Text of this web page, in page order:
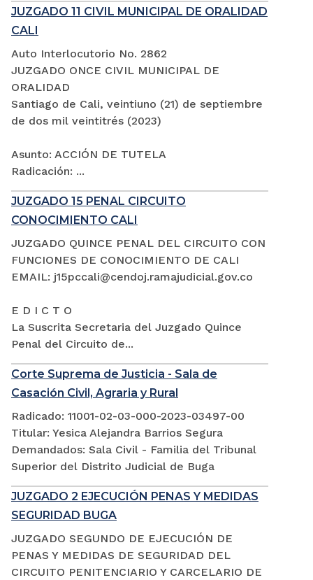
JUZGADO 11 CIVIL MUNICIPAL DE ORALIDAD
CALI
Auto Interlocutorio No. 2862
JUZGADO ONCE CIVIL MUNICIPAL DE
ORALIDAD
Santiago de Cali, veintiuno (21) de septiembre
de dos mil veintitrés (2023)
Asunto: ACCIÓN DE TUTELA
Radicación: ...
JUZGADO 15 PENAL CIRCUITO
CONOCIMIENTO CALI
JUZGADO QUINCE PENAL DEL CIRCUITO CON
FUNCIONES DE CONOCIMIENTO DE CALI
EMAIL: j15pccali@cendoj.ramajudicial.gov.co
E D I C T O
La Suscrita Secretaria del Juzgado Quince
Penal del Circuito de...
Corte Suprema de Justicia - Sala de
Casación Civil, Agraria y Rural
Radicado: 11001-02-03-000-2023-03497-00
Titular: Yesica Alejandra Barrios Segura
Demandados: Sala Civil - Familia del Tribunal
Superior del Distrito Judicial de Buga
JUZGADO 2 EJECUCIÓN PENAS Y MEDIDAS
SEGURIDAD BUGA
JUZGADO SEGUNDO DE EJECUCIÓN DE
PENAS Y MEDIDAS DE SEGURIDAD DEL
CIRCUITO PENITENCIARIO Y CARCELARIO DE